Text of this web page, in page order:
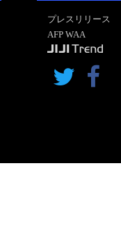
プレスリリース
AFP WAA